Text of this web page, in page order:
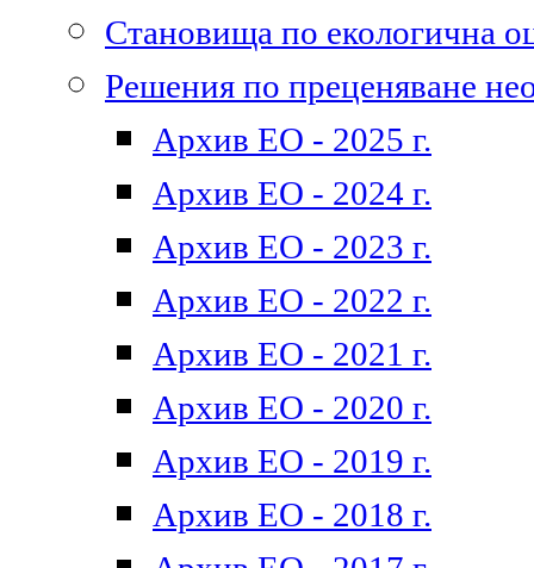
Становища по екологична
Решения по преценяване
Архив ЕО - 2025 г.
Архив ЕО - 2024 г.
Архив ЕО - 2023 г.
Архив ЕО - 2022 г.
Архив ЕО - 2021 г.
Архив ЕО - 2020 г.
Архив ЕО - 2019 г.
Архив ЕО - 2018 г.